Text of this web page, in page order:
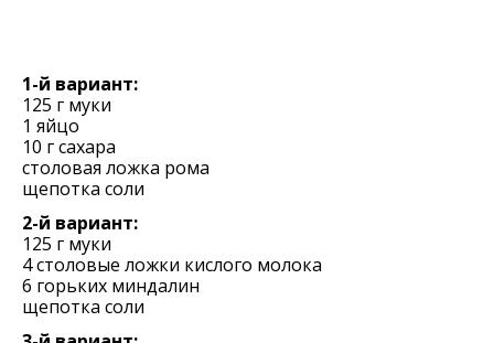
1-й вариант:
125 г муки
1 яйцо
10 г сахара
столовая ложка рома
щепотка соли
2-й вариант:
125 г муки
4 столовые ложки кислого молока
6 горьких миндалин
щепотка соли